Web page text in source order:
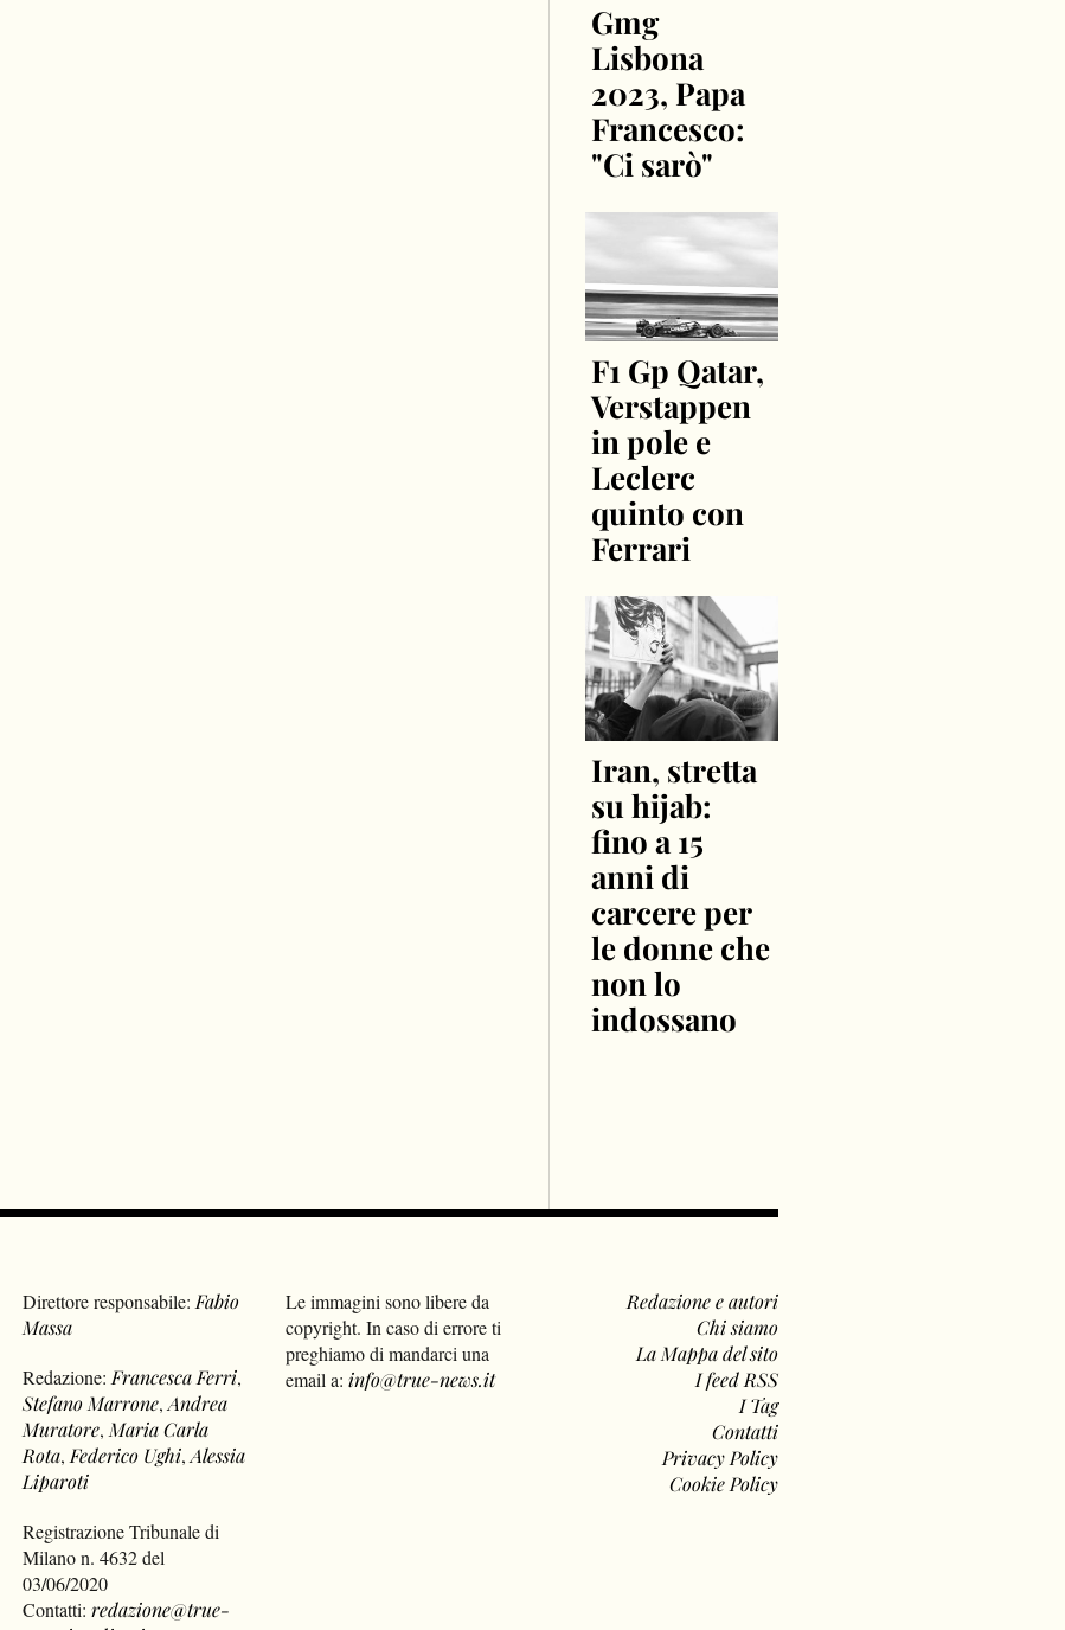
Gmg
Lisbona
2023, Papa
Francesco:
"Ci sarò"
F1 Gp Qatar,
Verstappen
in pole e
Leclerc
quinto con
Ferrari
Iran, stretta
su hijab:
fino a 15
anni di
carcere per
le donne che
non lo
indossano
Direttore responsabile:Fabio
Massa
Redazione:Francesca Ferri,
Stefano Marrone,Andrea
Muratore,Maria Carla
Rota,Federico Ughi,Alessia
Liparoti
Registrazione Tribunale di
Milano n. 4632 del
03/06/2020
Contatti:redazione@true-
Le immagini sono libere da
copyright. In caso di errore ti
preghiamo di mandarci una
email a: info@true-news.it
Redazione e autori
Chi siamo
La Mappa del sito
I feed RSS
I Tag
Contatti
Privacy Policy
Cookie Policy